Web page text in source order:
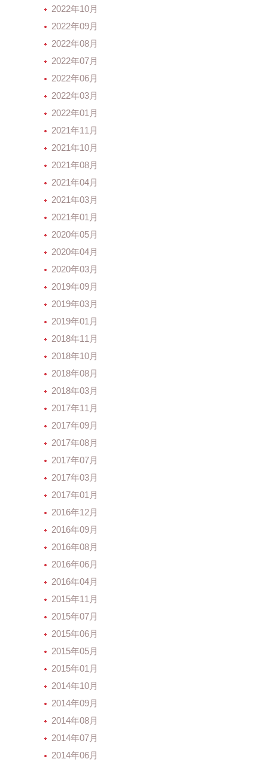
2022年10月
2022年09月
2022年08月
2022年07月
2022年06月
2022年03月
2022年01月
2021年11月
2021年10月
2021年08月
2021年04月
2021年03月
2021年01月
2020年05月
2020年04月
2020年03月
2019年09月
2019年03月
2019年01月
2018年11月
2018年10月
2018年08月
2018年03月
2017年11月
2017年09月
2017年08月
2017年07月
2017年03月
2017年01月
2016年12月
2016年09月
2016年08月
2016年06月
2016年04月
2015年11月
2015年07月
2015年06月
2015年05月
2015年01月
2014年10月
2014年09月
2014年08月
2014年07月
2014年06月